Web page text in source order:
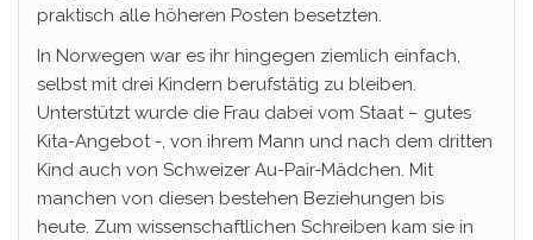
praktisch alle höheren Posten besetzten.
In Norwegen war es ihr hingegen ziemlich einfach,
selbst mit drei Kindern berufstätig zu bleiben.
Unterstützt wurde die Frau dabei vom Staat – gutes
Kita-Angebot -, von ihrem Mann und nach dem dritten
Kind auch von Schweizer Au-Pair-Mädchen. Mit
manchen von diesen bestehen Beziehungen bis
heute. Zum wissenschaftlichen Schreiben kam sie in